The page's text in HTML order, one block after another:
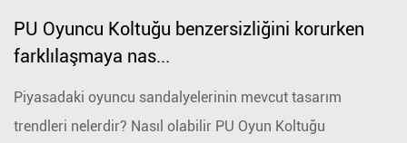
PU Oyuncu Koltuğu benzersizliğini korurken
farklılaşmaya nas...
Piyasadaki oyuncu sandalyelerinin mevcut tasarım
trendleri nelerdir? Nasıl olabilir PU Oyun Koltuğu